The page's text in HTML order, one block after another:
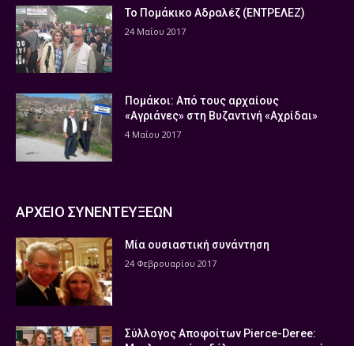
Το Πομάκικο Αδραλέζ (ΕΝΤΡΕΛΕΖ)
24 Μαΐου 2017
Πομάκοι: Από τους αρχαίους
«Αγριάνες» στη Βυζαντινή «Αχρίδαι»
4 Μαΐου 2017
ΑΡΧΕΙΟ ΣΥΝΕΝΤΕΥΞΕΩΝ
Μία ουσιαστική συνάντηση
24 Φεβρουαρίου 2017
Σύλλογος Αποφοίτων Pierce-Deree: